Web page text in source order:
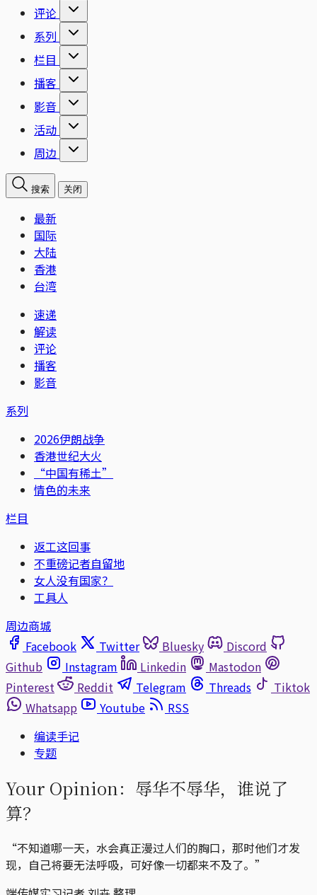
评论
系列
栏目
播客
影音
活动
周边
搜索 关闭
最新
国际
大陆
香港
台湾
速递
解读
评论
播客
影音
系列
2026伊朗战争
香港世纪大火
“中国有稀土”
情色的未来
栏目
返工这回事
不重磅记者自留地
女人没有国家？
工具人
周边商城
Facebook
Twitter Bluesky
Discord
Github
Instagram Linkedin
Mastodon
Pinterest
Reddit Telegram Threads
Tiktok
Whatsapp
Youtube
RSS
编读手记
专题
Your Opinion：辱华不辱华，谁说了
算？
“不知道哪一天，水会真正漫过人们的胸口，那时他们才发
现，自己将要无法呼吸，可好像一切都来不及了。”